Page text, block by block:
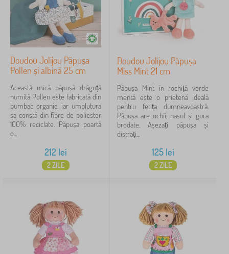
Doudou Jolijou Păpușa
Pollen și albină 25 cm
Această mică păpușă drăguță
numită Pollen este fabricată din
bumbac organic, iar umplutura
sa constă din fibre de poliester
100% reciclate. Păpușa poartă
o...
212 lei
2 ZILE
Doudou Jolijou Păpușa
Miss Mint 21 cm
Păpușa Mint în rochiță verde
mentă este o prietenă ideală
pentru fetița dumneavoastră.
Păpușa are ochii, nasul și gura
brodate. Așezați păpușa și
distrați...
125lei
2 ZILE